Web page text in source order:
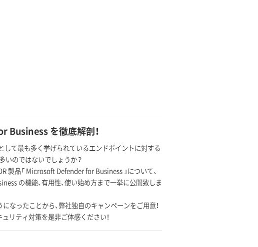
Business を徹底解剖！
して最も多く挙げられているエンドポイントに対する
いのではないでしょうか？
品「 Microsoft Defender for Business 」について、
の機能、有用性、使い始め方まで一挙に公開致しま
ったことから、弊社独自のキャンペーンをご用意！
リティ対策を是非ご体感ください！